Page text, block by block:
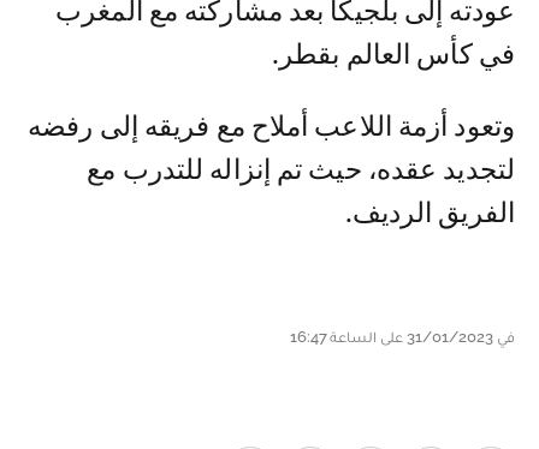
عودته إلى بلجيكا بعد مشاركته مع المغرب
في كأس العالم بقطر.
وتعود أزمة اللاعب أملاح مع فريقه إلى رفضه
لتجديد عقده، حيث تم إنزاله للتدرب مع
الفريق الرديف.
في 31/01/2023 على الساعة 16:47